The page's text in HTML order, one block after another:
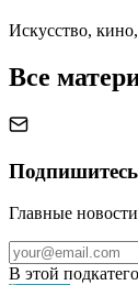
Искусство,
Все
Главные
В этой